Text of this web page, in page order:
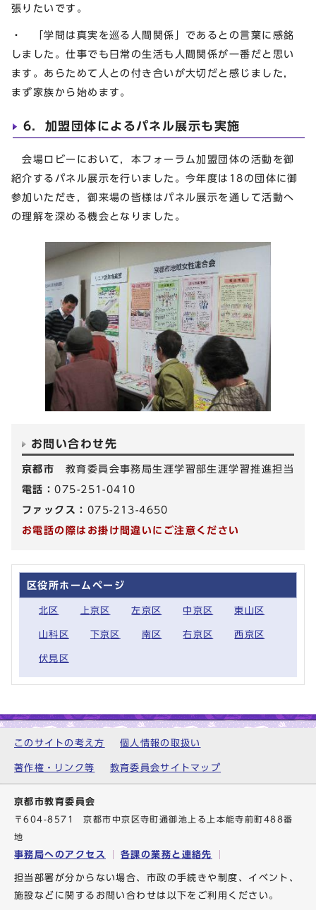
張りたいです。
・ 「学問は真実を巡る人間関係」であるとの言葉に感銘
しました。仕事でも日常の生活も人間関係が一番だと思い
ます。あらためて人との付き合いが大切だと感じました，
まず家族から始めます。
6．加盟団体によるパネル展示も実施
会場ロビーにおいて，本フォーラム加盟団体の活動を御
紹介するパネル展示を行いました。今年度は18の団体に御
参加いただき，御来場の皆様はパネル展示を通して活動へ
の理解を深める機会となりました。
お問い合わせ先
京都市 教育委員会事務局生涯学習部生涯学習推進担当
電話：075-251-0410
ファックス： 075-213-4650
お電話の際はお掛け間違いにご注意ください
区役所ホームページ
北区 上京区 左京区 中京区 東山区
山科区 下京区 南区 右京区 西京区
伏見区
このサイトの考え方 個人情報の取扱い
著作権・リンク等 教育委員会サイトマップ
京都市教育委員会
〒604-8571 京都市中京区寺町通御池上る上本能寺前町488番
地
事務局へのアクセス 各課の業務と連絡先
担当部署が分からない場合、市政の手続きや制度、イベント、
施設などに関するお問い合わせは以下をご利用ください。